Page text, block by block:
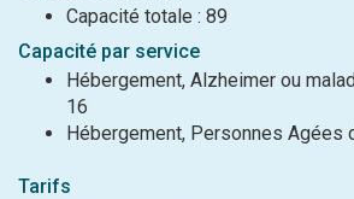
Capacité totale : 89
Capacité par service
Hébergement, Alzheimer ou
16
Hébergement, Personnes Agées
Tarifs